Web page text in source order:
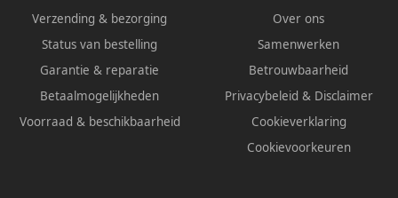
Verzending & bezorging
Status van bestelling
Garantie & reparatie
Betaalmogelijkheden
Voorraad & beschikbaarheid
Over ons
Samenwerken
Betrouwbaarheid
Privacybeleid & Disclaimer
Cookieverklaring
Cookievoorkeuren